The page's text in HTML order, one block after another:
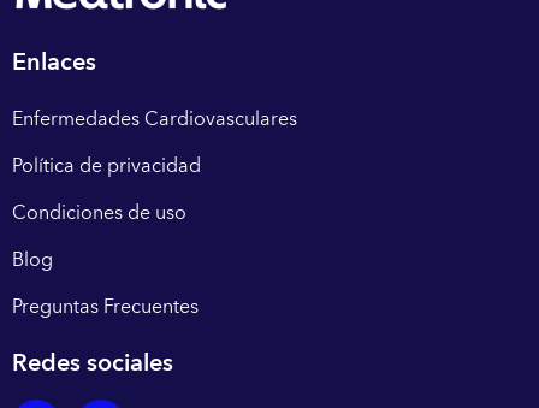
Enlaces
Enfermedades Cardiovasculares
Política de privacidad
Condiciones de uso
Blog
Preguntas Frecuentes
Redes sociales